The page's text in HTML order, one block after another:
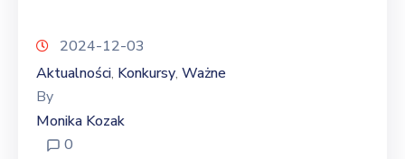
2024-12-03
Aktualności‚ Konkursy‚ Ważne
By
Monika Kozak
0